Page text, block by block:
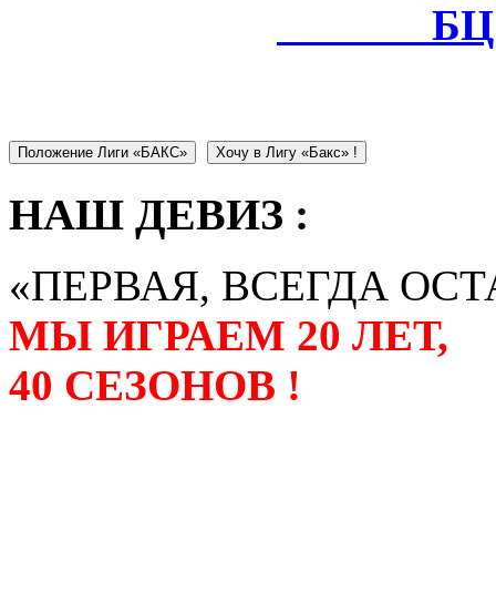
БЦ
Положение Лиги «БАКС» Хочу в Лигу «Бакс» !
НАШ ДЕВИЗ :
«ПЕРВАЯ, ВСЕГДА
МЫ ИГРАЕМ 20 ЛЕТ,
40 СЕЗОНОВ !